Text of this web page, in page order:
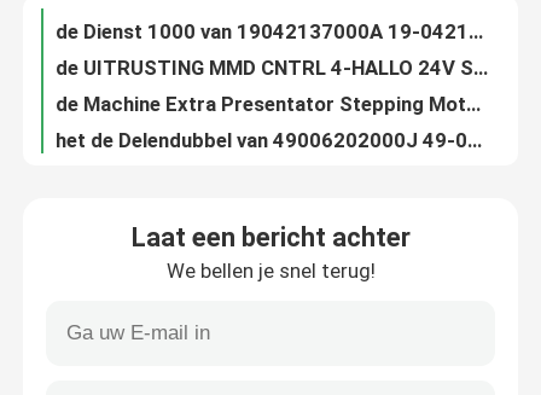
Contacteer ons
Verzoek om een Citaat
ATM-machinedelen
49-006708-000C 49006708000C Diebold Opteva 1,0 Vorkblok
De Delenriem TMG M 03.00P 124T van 2900837500AE Diebold ATM
Laat een bericht achter
We bellen je snel terug!